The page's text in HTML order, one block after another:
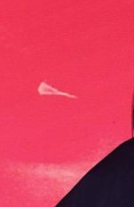
《越
不
見》〉
中